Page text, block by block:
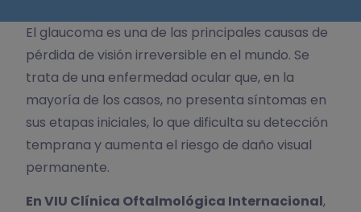
El glaucoma es una de las principales causas de
pérdida de visión irreversible en el mundo. Se
trata de una enfermedad ocular que, en la
mayoría de los casos, no presenta síntomas en
sus etapas iniciales, lo que dificulta su detección
temprana y aumenta el riesgo de daño visual
permanente.
En VIU Clínica Oftalmológica Internacional,